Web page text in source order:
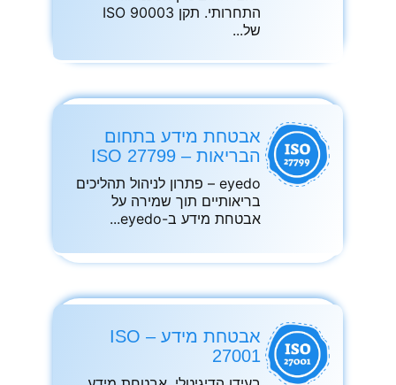
התחרותי. תקן ISO 90003
של
אבטחת מידע בתחום
הבריאות – ISO 27799
eyedo – פתרון לניהול תהליכים
בריאותיים תוך שמירה על
אבטחת מידע ב-eyedo
אבטחת מידע – ISO
27001